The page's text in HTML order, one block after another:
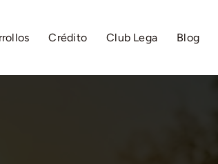
Crédito Club Lega Blog